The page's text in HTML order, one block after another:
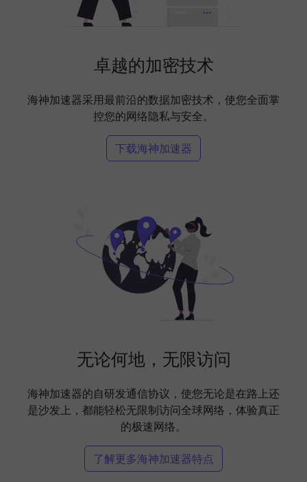
卓越的加密技术
海神加速器采用最前沿的数据加密技术，使您全面掌
控您的网络隐私与安全。
下载海神加速器
无论何地，无限访问
海神加速器的自研发通信协议，使您无论是在路上还
是沙发上，都能轻松无限制访问全球网络，体验真正
的极速网络。
了解更多海神加速器特点